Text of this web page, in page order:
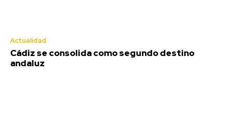
Actualidad
Cádiz se consolida como segundo destino
andaluz